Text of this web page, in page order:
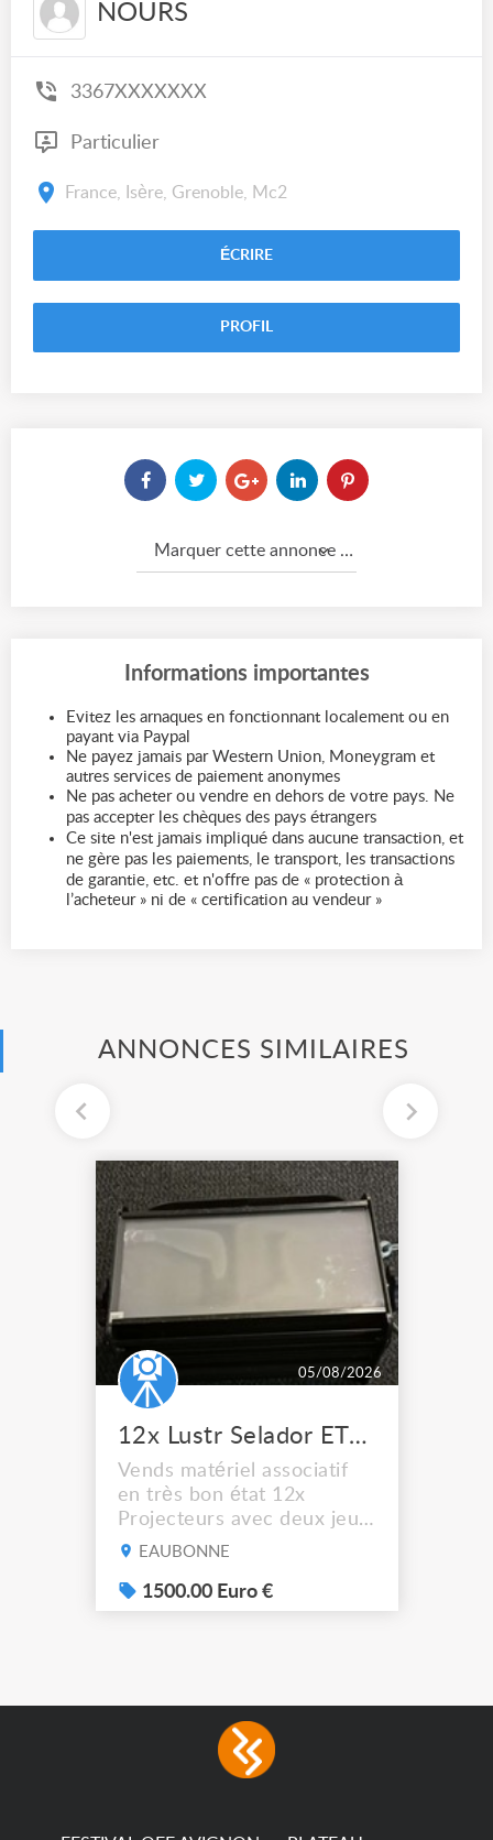
NOURS
3367XXXXXXX
Particulier
France, Isère, Grenoble, Mc2
ÉCRIRE
PROFIL
Marquer cette annonce comme...
Informations importantes
Evitez les arnaques en fonctionnant localement ou en
payant via Paypal
Ne payez jamais par Western Union, Moneygram et
autres services de paiement anonymes
Ne pas acheter ou vendre en dehors de votre pays. Ne
pas accepter les chèques des pays étrangers
Ce site n'est jamais impliqué dans aucune transaction, et
ne gère pas les paiements, le transport, les transactions
de garantie, etc. et n'offre pas de « protection à
l’acheteur » ni de « certification au vendeur »
ANNONCES SIMILAIRES
05/08/2026
12x Lustr Selador ETC Led 7x colors filtres
Vends matériel associatif
en très bon état 12x
Projecteurs avec deux jeux
de filtre filtre Lustr Selador
system – seven colour
LEDs providing the
consumption The
permanence of a 50,000-
EAUBONNE
1500.00 Euro €